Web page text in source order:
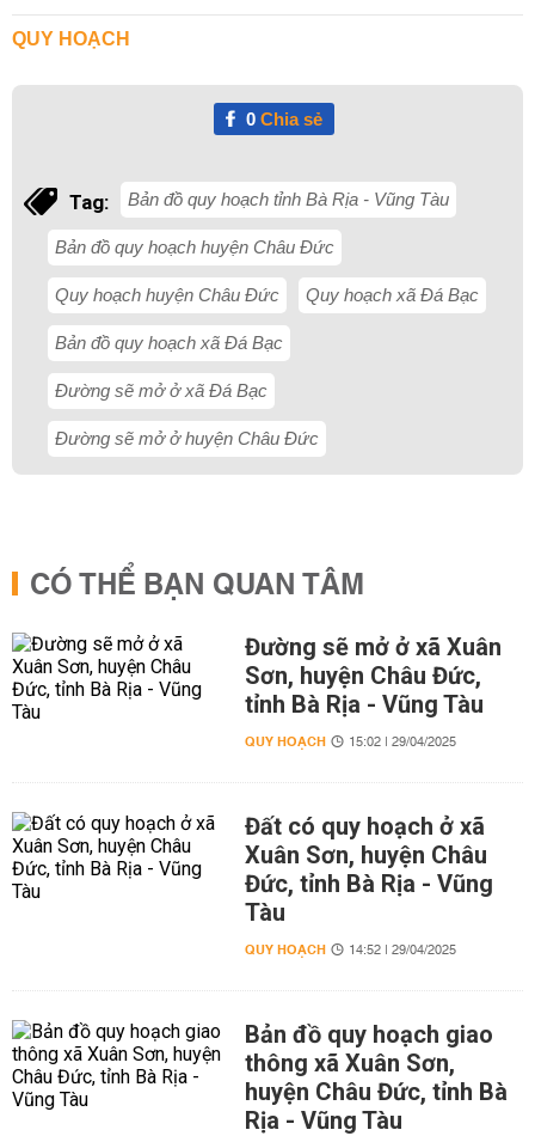
QUY HOẠCH
0Chia sẻ
Tag: Bản đồ quy hoạch tỉnh Bà Rịa - Vũng Tàu
Bản đồ quy hoạch huyện Châu Đức
Quy hoạch huyện Châu Đức Quy hoạch xã Đá Bạc
Bản đồ quy hoạch xã Đá Bạc
Đường sẽ mở ở xã Đá Bạc
Đường sẽ mở ở huyện Châu Đức
CÓ THỂ BẠN QUAN TÂM
Đường sẽ mở ở xã Xuân
Sơn, huyện Châu Đức,
tỉnh Bà Rịa - Vũng Tàu
QUY HOẠCH 15:02 | 29/04/2025
Đất có quy hoạch ở xã
Xuân Sơn, huyện Châu
Đức, tỉnh Bà Rịa - Vũng
Tàu
QUY HOẠCH 14:52 | 29/04/2025
Bản đồ quy hoạch giao
thông xã Xuân Sơn,
huyện Châu Đức, tỉnh Bà
Rịa - Vũng Tàu